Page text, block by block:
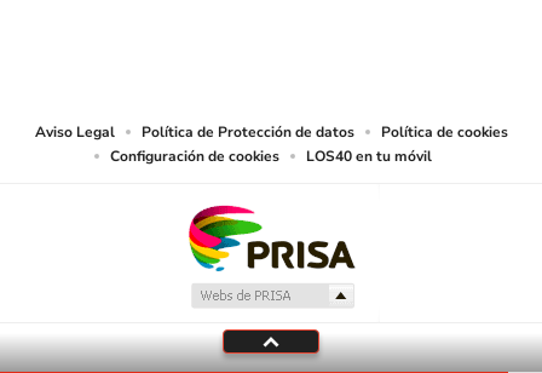
Aviso Legal Política de Protección de datos
Política de cookies
Configuración de cookies
LOS40 en tu móvil